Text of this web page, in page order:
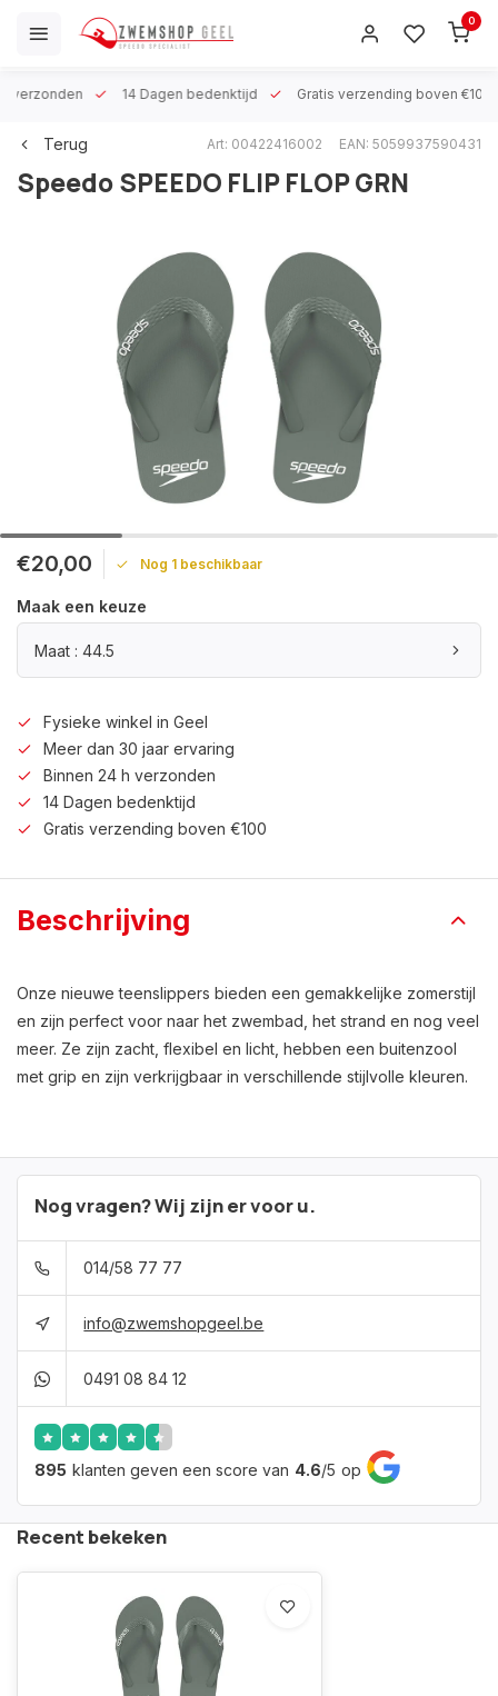
0
verzonden 14 Dagen bedenktijd Gratis verzending boven €100
Terug Art: 00422416002 EAN: 5059937590431
SpeedoSPEEDO FLIP FLOP GRN
€20,00 Nog 1 beschikbaar
Maak een keuze
Maat : 44.5
Fysieke winkel in Geel
Meer dan 30 jaar ervaring
Binnen 24 h verzonden
14 Dagen bedenktijd
Gratis verzending boven €100
Beschrijving
Onze nieuwe teenslippers bieden een gemakkelijke zomerstijl
en zijn perfect voor naar het zwembad, het strand en nog veel
meer. Ze zijn zacht, flexibel en licht, hebben een buitenzool
met grip en zijn verkrijgbaar in verschillende stijlvolle kleuren.
Nog vragen? Wij zijn er voor u.
014/58 77 77
info@zwemshopgeel.be
0491 08 84 12
895 klanten geven een score van 4.6/5 op
Recent bekeken